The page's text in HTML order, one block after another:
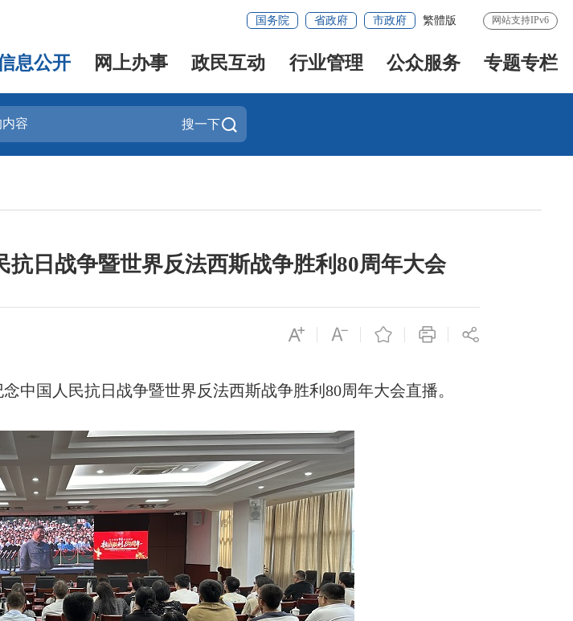
国务院 省政府 市政府 繁體版 网站支持IPv6
息公开 网上办事 政民互动 行业管理 公众服务 专题专栏
搜一下
日战争暨世界反法西斯战争胜利80周年大会
国人民抗日战争暨世界反法西斯战争胜利80周年大会直播。